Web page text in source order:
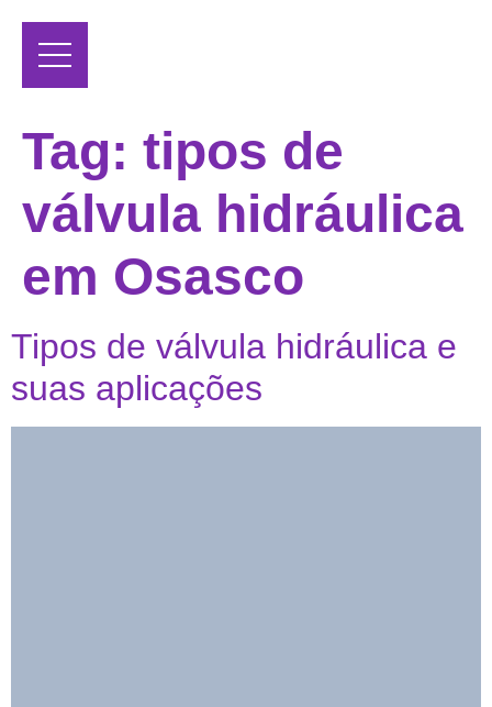
Tag: tipos de
válvula hidráulica
em Osasco
Tipos de válvula hidráulica e
suas aplicações